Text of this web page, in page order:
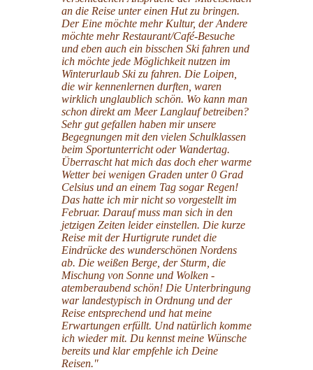
an die Reise unter einen Hut zu bringen.
Der Eine möchte mehr Kultur, der Andere
möchte mehr Restaurant/­Café-Besuche
und eben auch ein bisschen Ski fahren und
ich möchte jede Möglichkeit nutzen im
Winterurlaub Ski zu fahren. Die Loipen,
die wir kennenlernen durften, waren
wirklich unglaublich schön. Wo kann man
schon direkt am Meer Langlauf betreiben?
Sehr gut gefallen haben mir unsere
Begegnungen mit den vielen Schulklassen
beim Sportunterricht oder Wandertag.
Überrascht hat mich das doch eher warme
Wetter bei wenigen Graden unter 0 Grad
Celsius und an einem Tag sogar Regen!
Das hatte ich mir nicht so vorgestellt im
Februar. Darauf muss man sich in den
jetzigen Zeiten leider einstellen. Die kurze
Reise mit der Hurtigrute rundet die
Eindrücke des wunderschönen Nordens
ab. Die weißen Berge, der Sturm, die
Mischung von Sonne und Wolken -
atemberaubend schön! Die Unterbringung
war landestypisch in Ordnung und der
Reise entsprechend und hat meine
Erwartungen erfüllt. Und natürlich komme
ich wieder mit. Du kennst meine Wünsche
bereits und klar empfehle ich Deine
Reisen."